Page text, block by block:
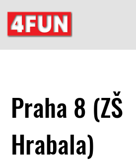
Praha 8 (ZŠ
Hrabala)